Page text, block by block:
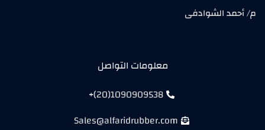
م/ أحمد الشوادفى
معلومات التواصل
1090909538(20)+
Sales@alfaridrubber.com